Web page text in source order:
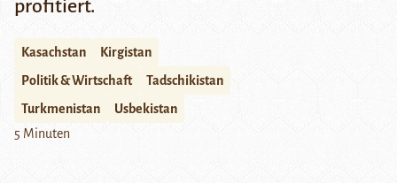
profitiert.
Kasachstan
Kirgistan
Politik & Wirtschaft
Tadschikistan
Turkmenistan
Usbekistan
5 Minuten